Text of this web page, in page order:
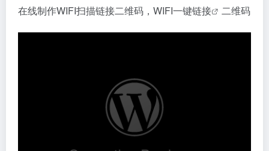
在线制作WIFI扫描链接二维码， WIFI一键链接 二维码